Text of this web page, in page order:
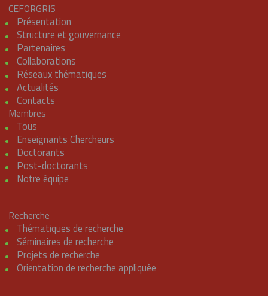
CEFORGRIS
Présentation
Structure et gouvernance
Partenaires
Collaborations
Réseaux thématiques
Actualités
Contacts
Membres
Tous
Enseignants Chercheurs
Doctorants
Post-doctorants
Notre équipe
Recherche
Thématiques de recherche
Séminaires de recherche
Projets de recherche
Orientation de recherche appliquée